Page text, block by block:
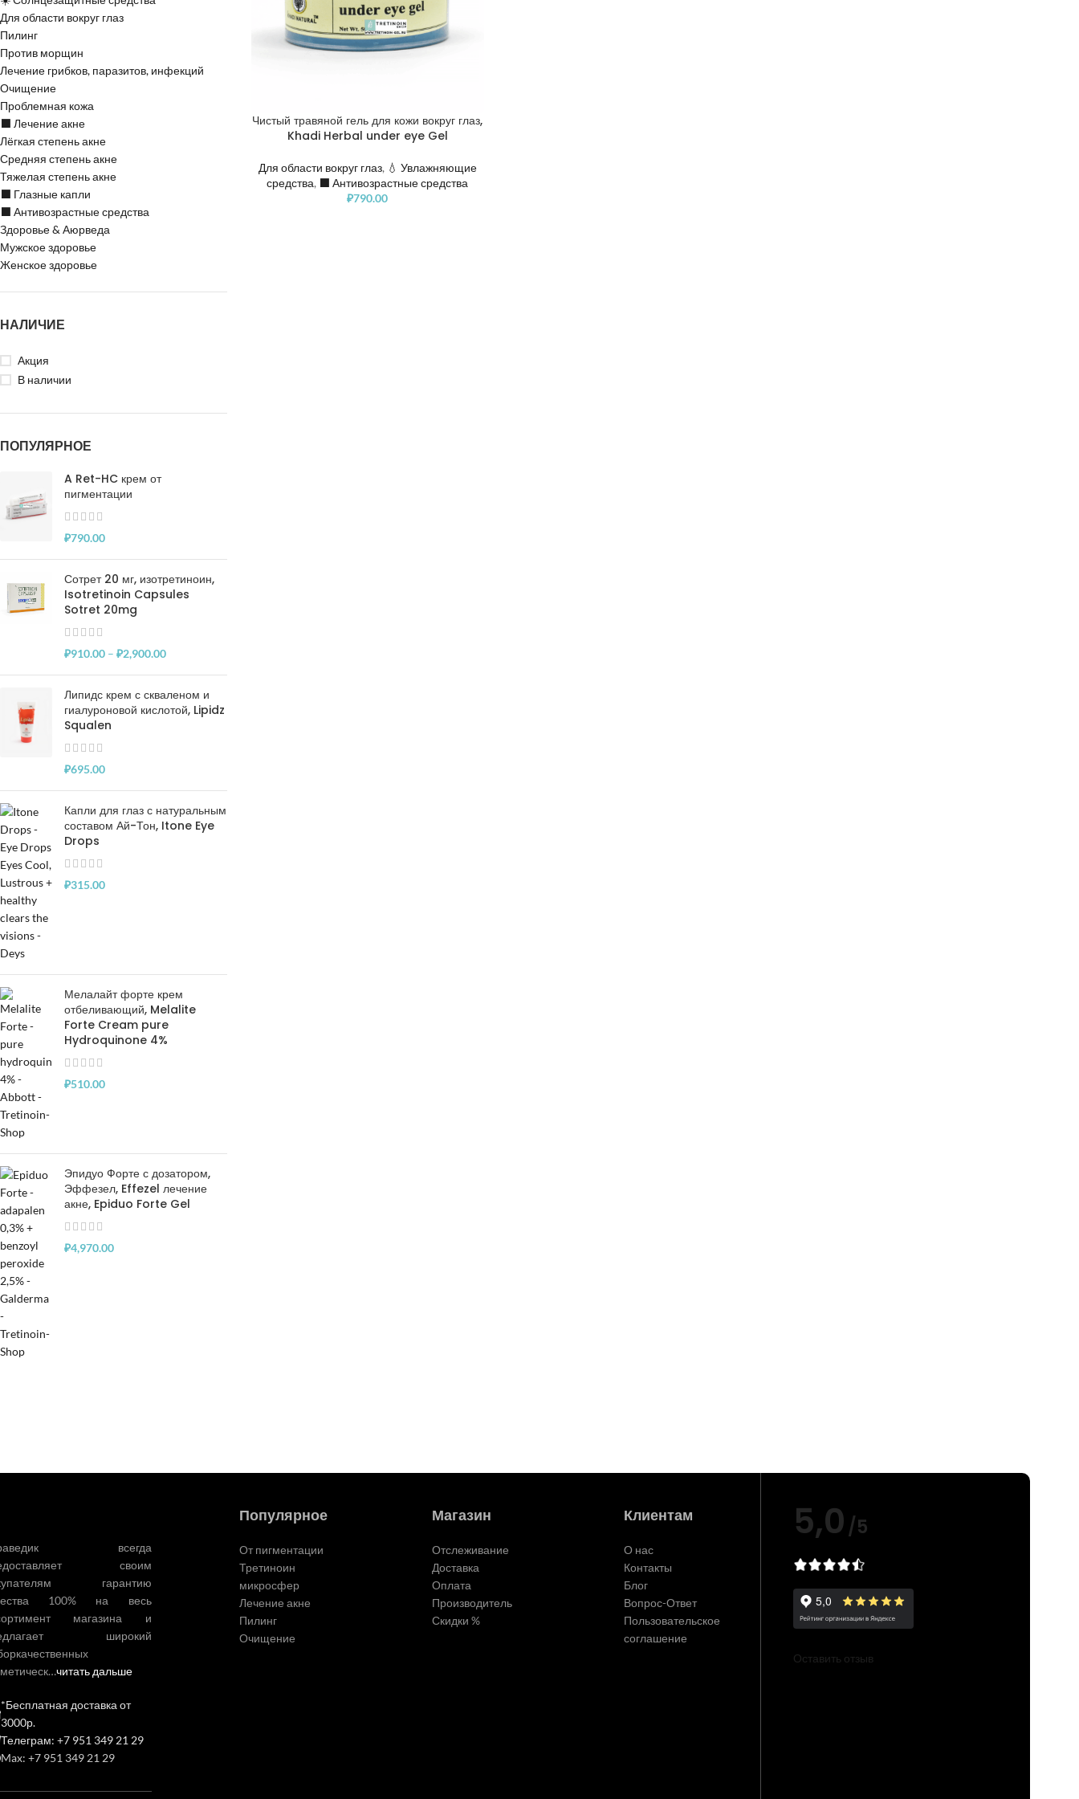
Для области вокруг глаз
Пилинг
Против морщин
Лечение грибков, паразитов, инфекций
Очищение
Проблемная кожа
⬛️ Лечение акне
Лёгкая степень акне
Средняя степень акне
Тяжелая степень акне
⬛️ Глазные капли
⬛️ Антивозрастные средства
Здоровье & Аюрведа
Мужское здоровье
Женское здоровье
НАЛИЧИЕ
Акция
В наличии
ПОПУЛЯРНОЕ
A Ret-HC крем от
пигментации
₽790.00
Сотрет 20 мг, изотретиноин,
Isotretinoin Capsules
Sotret 20mg
₽910.00 – ₽2,900.00
Липидс крем с скваленом и
гиалуроновой кислотой, Lipidz
Squalen
₽695.00
Капли для глаз с натуральным
составом Ай-Тон, Itone Eye
Drops
₽315.00
Мелалайт форте крем
отбеливающий, Melalite
Forte Cream pure
Hydroquinone 4%
₽510.00
Эпидуо Форте с дозатором,
Эффезел, Effezel лечение
акне, Epiduo Forte Gel
₽4,970.00
Чистый травяной гель для кожи вокруг глаз,
Khadi Herbal under eye Gel
Для области вокруг глаз, 💧 Увлажняющие
средства, ⬛️ Антивозрастные средства
₽790.00
всегда
своим
гарантию
100% на весь
магазина и
широкий
читать дальше
*Бесплатная доставка от
3000р.
Телеграм: +7 951 349 21 29
Max: +7 951 349 21 29
Популярное
От пигментации
Третиноин
микросфер
Лечение акне
Пилинг
Очищение
Магазин
Отслеживание
Доставка
Оплата
Производитель
Скидки %
Клиентам
О нас
Контакты
Блог
Вопрос-Ответ
Пользовательское
соглашение
5,0 /5
Оставить отзыв